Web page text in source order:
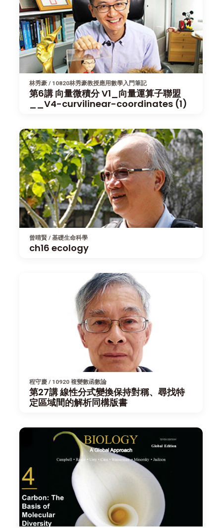
林秀豪 / 10820林秀豪教授應用數學入門筆記
第6講 向量微積分 V1_向量運算子聯盟
__V4-curvilinear-coordinates (1)
曾晴賢 / 基礎生命科學
ch16 ecology
程守慶 / 10920 複變數函數論
第27講 線性分式變換保持對稱、尋找特
定區域間的解析同構版書